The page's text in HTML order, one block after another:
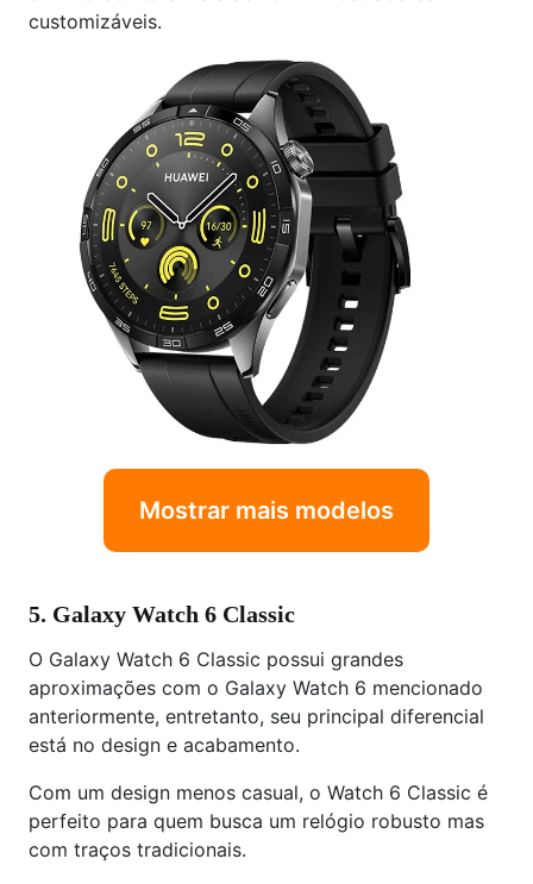
customizáveis.
Mostrar mais modelos
5. Galaxy Watch 6 Classic
O Galaxy Watch 6 Classic possui grandes
aproximações com o Galaxy Watch 6 mencionado
anteriormente, entretanto, seu principal diferencial
está no design e acabamento.
Com um design menos casual, o Watch 6 Classic é
perfeito para quem busca um relógio robusto mas
com traços tradicionais.